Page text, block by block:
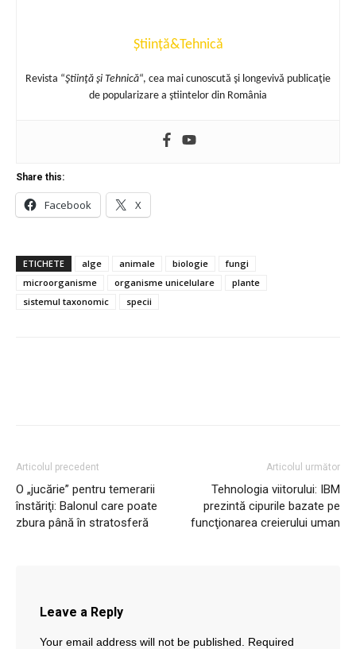
Știință&Tehnică
Revista “Ştiinţă şi Tehnică“, cea mai cunoscută şi longevivă publicaţie
de popularizare a ştiintelor din România
Share this:
Facebook X
ETICHETE alge animale biologie
fungi
microorganisme
organisme unicelulare
plante
sistemul taxonomic
specii
Articolul precedent
O „jucărie” pentru temerarii
înstăriţi: Balonul care poate
zbura până în stratosferă
Articolul următor
Tehnologia viitorului: IBM
prezintă cipurile bazate pe
funcţionarea creierului uman
Leave a Reply
Your email address will not be published.
Required